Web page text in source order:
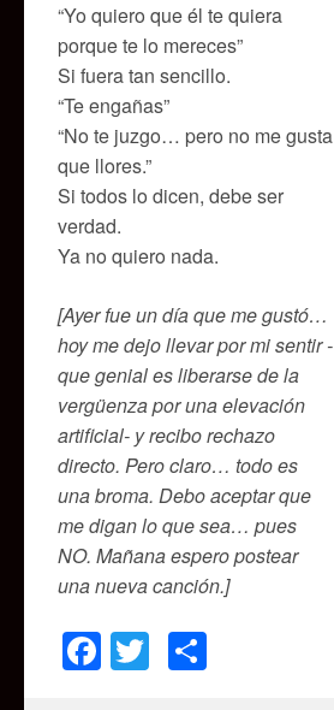
“Yo quiero que él te quiera
porque te lo mereces”
Si fuera tan sencillo.
“Te engañas”
“No te juzgo… pero no me gusta
que llores.”
Si todos lo dicen, debe ser
verdad.
Ya no quiero nada.
[Ayer fue un día que me gustó…
hoy me dejo llevar por mi sentir -
que genial es liberarse de la
vergüenza por una elevación
artificial- y recibo rechazo
directo. Pero claro… todo es
una broma. Debo aceptar que
me digan lo que sea… pues
NO. Mañana espero postear
una nueva canción.]
Facebook
Twitter